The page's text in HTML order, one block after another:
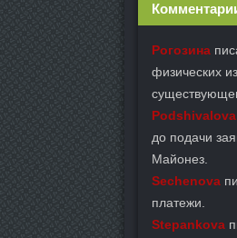
Рогозина
физических
Podshivalova
до подачи
Майонез.
Sechenova
платежи.
Stepankova